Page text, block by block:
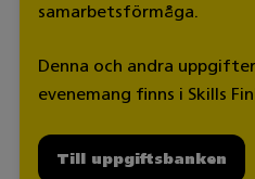
samarbetsförmåga.
Denna och andra
evenemang finns i Skills
Till uppgiftsbanken